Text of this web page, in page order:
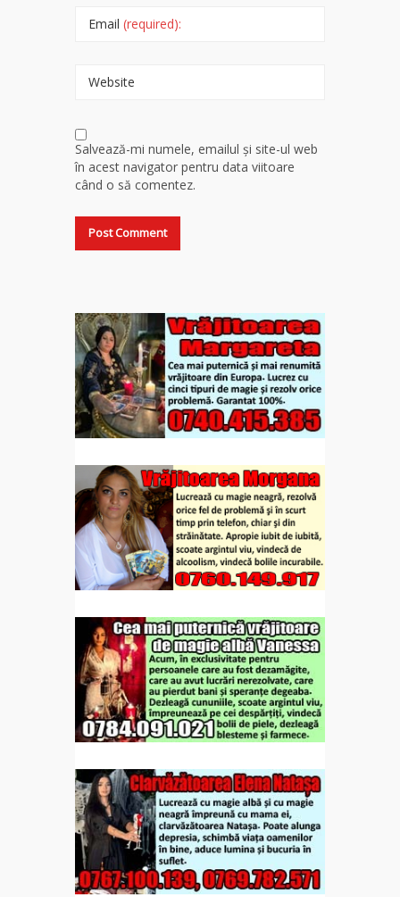
Email (required):
Website
Salvează-mi numele, emailul și site-ul web
în acest navigator pentru data viitoare
când o să comentez.